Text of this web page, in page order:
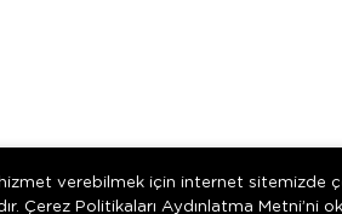
verebilmek için internet sitemizde
Çerez Politikaları Aydınlatma Metni’ni